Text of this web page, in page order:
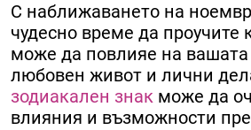
С наближаването на
чудесно време да проучите
може да повлияе на вашата
любовен живот и лични
зодиакален знак може да
влияния и възможности